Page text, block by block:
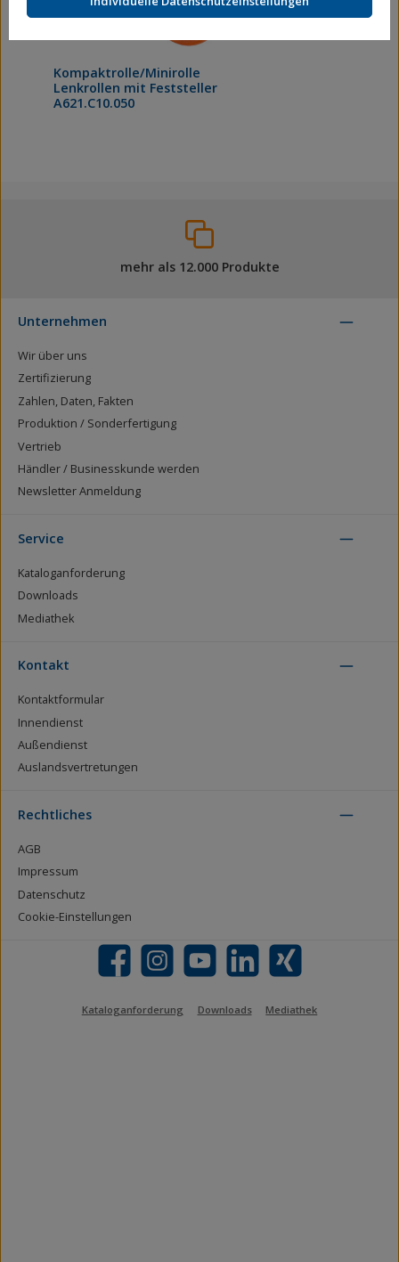
Kompaktrolle/Minirolle
Lenkrollen mit Feststeller
A621.C10.050
mehr als 12.000 Produkte
Unternehmen
Wir über uns
Zertifizierung
Zahlen, Daten, Fakten
Produktion / Sonderfertigung
Vertrieb
Händler / Businesskunde werden
Newsletter Anmeldung
Service
Kataloganforderung
Downloads
Mediathek
Kontakt
Kontaktformular
Innendienst
Außendienst
Auslandsvertretungen
Rechtliches
AGB
Impressum
Datenschutz
Cookie-Einstellungen
Facebook Instagram YouTube LinkedIn Xing
Kataloganforderung Downloads Mediathek